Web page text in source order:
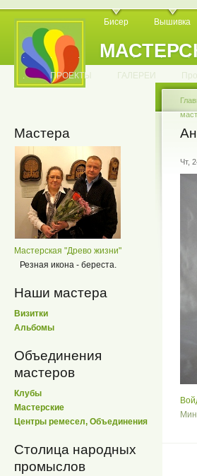
Бисер Вышивка
. . . . . . .
. ПРОЕКТЫ ГАЛЕРЕИ
Мастера
Мастерская "Древо жизни"
Резная икона - береста.
Наши мастера
Визитки
Альбомы
Объединения
мастеров
Клубы
Мастерские
Центры ремесел, Объединения
Столица народных
промыслов
Чт,